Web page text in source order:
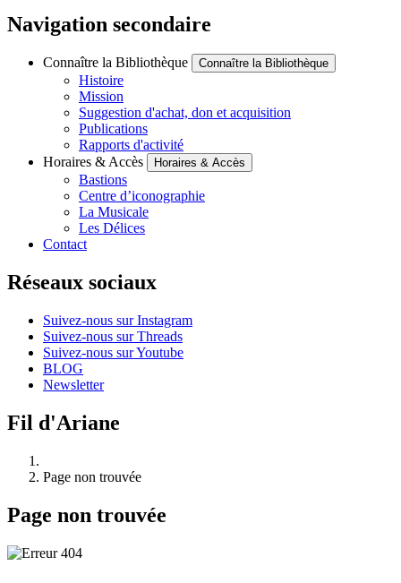
Navigation secondaire
Connaître la Bibliothèque Connaître la Bibliothèque
Histoire
Mission
Suggestion d'achat, don et acquisition
Publications
Rapports d'activité
Horaires & Accès
Horaires & Accès
Bastions
Centre d’iconographie
La Musicale
Les Délices
Contact
Réseaux sociaux
Suivez-nous sur Instagram
Suivez-nous sur Threads
Suivez-nous sur Youtube
BLOG
Newsletter
Fil d'Ariane
Page non trouvée
Page non trouvée